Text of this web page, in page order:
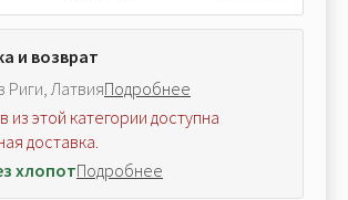
и возврат
Риги, ЛатвияПодробнее
из этой категории доступна
доставка.
хлопотПодробнее